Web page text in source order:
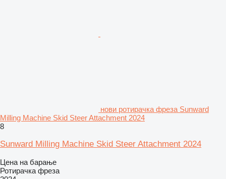
нови ротирачка фреза Sunward
Milling Machine Skid Steer Attachment 2024
8
Sunward Milling Machine Skid Steer Attachment 2024
Цена на барање
Ротирачка фреза